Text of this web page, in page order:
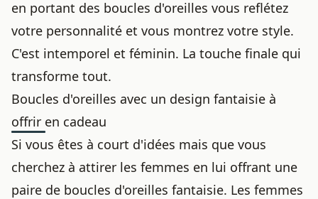
en portant des boucles d'oreilles vous reflétez
votre personnalité et vous montrez votre style.
C'est intemporel et féminin. La touche finale qui
transforme tout.
Boucles d'oreilles avec un design fantaisie à
offrir en cadeau
Si vous êtes à court d'idées mais que vous
cherchez à attirer les femmes en lui offrant une
paire de boucles d'oreilles fantaisie. Les femmes